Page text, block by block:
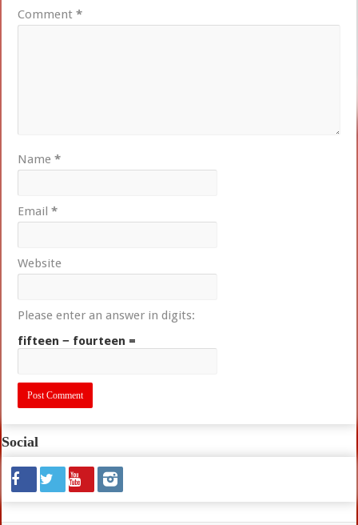
Comment*
Name*
Email*
Website
Please enter an answer in digits:
fifteen − fourteen =
Social